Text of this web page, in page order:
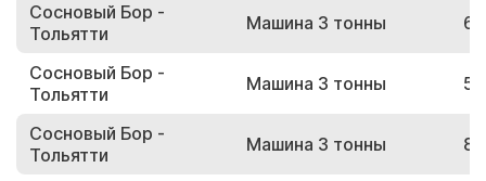
Сосновый Бор -
Тольятти
Машина 3 тонны
Сосновый Бор -
Тольятти
Машина 3 тонны
Сосновый Бор -
Тольятти
Машина 3 тонны